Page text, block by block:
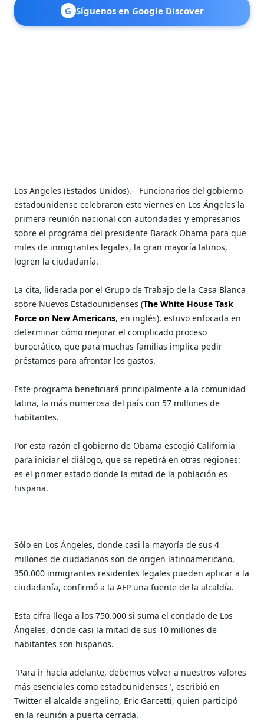
G Síguenos en Google Discover
Los Angeles (Estados Unidos).- Funcionarios del gobierno
estadounidense celebraron este viernes en Los Ángeles la
primera reunión nacional con autoridades y empresarios
sobre el programa del presidente Barack Obama para que
miles de inmigrantes legales, la gran mayoría latinos,
logren la ciudadanía.
La cita, liderada por el Grupo de Trabajo de la Casa Blanca
sobre Nuevos Estadounidenses (The White House Task
Force on New Americans, en inglés), estuvo enfocada en
determinar cómo mejorar el complicado proceso
burocrático, que para muchas familias implica pedir
préstamos para afrontar los gastos.
Este programa beneficiará principalmente a la comunidad
latina, la más numerosa del país con 57 millones de
habitantes.
Por esta razón el gobierno de Obama escogió California
para iniciar el diálogo, que se repetirá en otras regiones:
es el primer estado donde la mitad de la población es
hispana.
Sólo en Los Ángeles, donde casi la mayoría de sus 4
millones de ciudadanos son de origen latinoamericano,
350.000 inmigrantes residentes legales pueden aplicar a la
ciudadanía, confirmó a la AFP una fuente de la alcaldía.
Esta cifra llega a los 750.000 si suma el condado de Los
Ángeles, donde casi la mitad de sus 10 millones de
habitantes son hispanos.
"Para ir hacia adelante, debemos volver a nuestros valores
más esenciales como estadounidenses", escribió en
Twitter el alcalde angelino, Eric Garcetti, quien participó
en la reunión a puerta cerrada.